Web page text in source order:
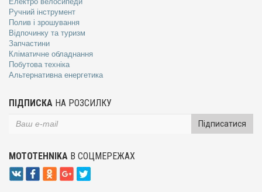
Ручний інструмент
Полив і зрошування
Відпочинку та туризм
Запчастини
Кліматичне обладнання
Побутова техніка
Альтернативна енергетика
ПІДПИСКА НА РОЗСИЛКУ
Підписатися
MOTOTEHNIKA В СОЦМЕРЕЖАХ